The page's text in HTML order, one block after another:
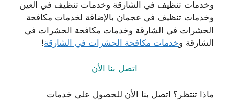
وخدمات تنظيف في الشارقة وخدمات تنظيف في العين
وخدمات تنظيف في عجمان بالإضافة لخدمات مكافحة
الحشرات في الشارقة وخدمات مكافحة الحشرات في
الشارقة وخدمات مكافحة الحشرات في الشارقة!
اتصل بنا الأن
ماذا تنتظر؟ اتصل بنا الأن للحصول على خدمات